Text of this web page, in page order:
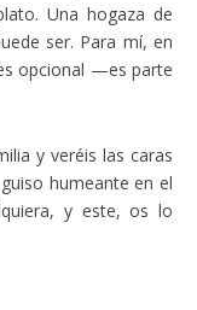
Una hogaza de
ser. Para mí, en
opcional —es parte
y veréis las caras
humeante en el
y este, os lo